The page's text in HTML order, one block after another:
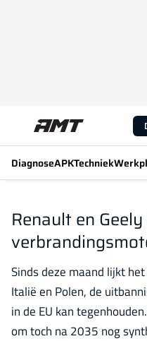
DiagnoseAPKTechniek
Renault en
Sinds deze maand lijkt
Italië en Polen, de
in de EU kan
om toch na 2035 nog